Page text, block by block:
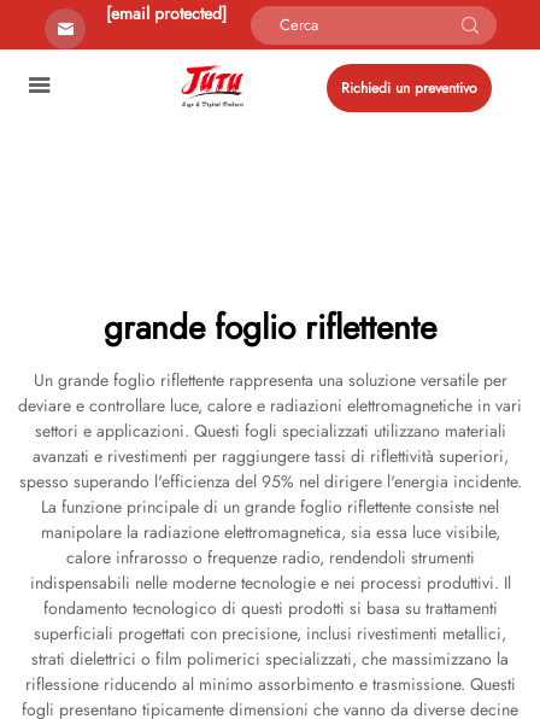
[email protected]
Richiedi un preventivo
grande foglio riflettente
Un grande foglio riflettente rappresenta una soluzione versatile per
deviare e controllare luce, calore e radiazioni elettromagnetiche in vari
settori e applicazioni. Questi fogli specializzati utilizzano materiali
avanzati e rivestimenti per raggiungere tassi di riflettività superiori,
spesso superando l'efficienza del 95% nel dirigere l'energia incidente.
La funzione principale di un grande foglio riflettente consiste nel
manipolare la radiazione elettromagnetica, sia essa luce visibile,
calore infrarosso o frequenze radio, rendendoli strumenti
indispensabili nelle moderne tecnologie e nei processi produttivi. Il
fondamento tecnologico di questi prodotti si basa su trattamenti
superficiali progettati con precisione, inclusi rivestimenti metallici,
strati dielettrici o film polimerici specializzati, che massimizzano la
riflessione riducendo al minimo assorbimento e trasmissione. Questi
fogli presentano tipicamente dimensioni che vanno da diverse decine